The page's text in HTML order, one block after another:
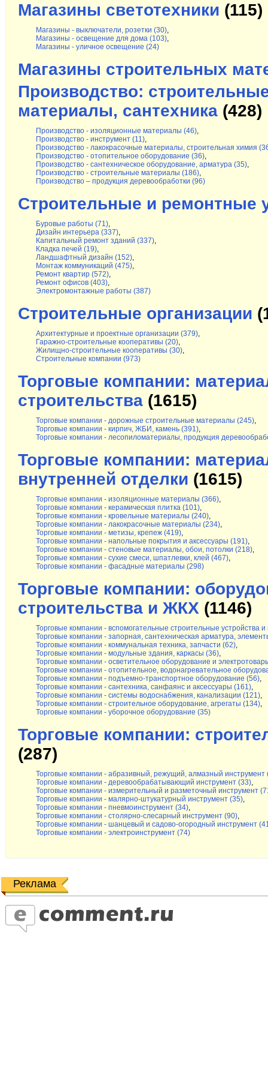
Магазины светотехники (115)
Магазины - выключатели, розетки (30),
Магазины - освещение для дома (103),
Магазины - уличное освещение (24)
Магазины строительных
Производство:
материалы, сантехника (428)
Производство - изоляционные материалы (46),
Производство - инструмент (11),
Производство - лакокрасочные материалы, строительная химия
Производство - отопительное оборудование (36),
Производство - сантехническое оборудование, арматура (35),
Производство - строительные материалы (186),
Производство – продукция деревообработки (96)
Строительные и ремонтные
Буровые работы (71),
Дизайн интерьера (337),
Капитальный ремонт зданий (337),
Кладка печей (19),
Ландшафтный дизайн (152),
Монтаж коммуникаций (475),
Ремонт квартир (572),
Ремонт офисов (403),
Электромонтажные работы (387)
Строительные организации
Архитектурные и проектные организации (379),
Гаражно-строительные кооперативы (20),
Жилищно-строительные кооперативы (30),
Строительные компании (973)
Торговые компании:
строительства (1615)
Торговые компании - дорожные строительные материалы (245),
Торговые компании - кирпич, ЖБИ, камень (391),
Торговые компании - лесопиломатериалы, продукция
Торговые компании:
внутренней отделки (1615)
Торговые компании - изоляционные материалы (366),
Торговые компании - керамическая плитка (101),
Торговые компании - кровельные материалы (240),
Торговые компании - лакокрасочные материалы (234),
Торговые компании - метизы, крепеж (419),
Торговые компании - напольные покрытия и аксессуары (191),
Торговые компании - стеновые материалы, обои, потолки (218),
Торговые компании - сухие смеси, шпатлевки, клей (467),
Торговые компании - фасадные материалы (298)
Торговые компании:
строительства и ЖКХ (1146)
Торговые компании - вспомогательные строительные устройства
Торговые компании - запорная, сантехническая арматура,
Торговые компании - коммунальная техника, запчасти (62),
Торговые компании - модульные здания, каркасы (36),
Торговые компании - осветительное оборудование и
Торговые компании - отопительное, водонагревательное
Торговые компании - подъемно-транспортное оборудование (56),
Торговые компании - сантехника, санфаянс и аксессуары (161),
Торговые компании - системы водоснабжения, канализации (121),
Торговые компании - строительное оборудование, агрегаты (134),
Торговые компании - уборочное оборудование (35)
Торговые компании:
(287)
Торговые компании - абразивный, режущий, алмазный инструмент
Торговые компании - деревообрабатывающий инструмент (33),
Торговые компании - измерительный и разметочный инструмент
Торговые компании - малярно-штукатурный инструмент (35),
Торговые компании - пневмоинструмент (34),
Торговые компании - столярно-слесарный инструмент (90),
Торговые компании - шанцевый и садово-огородный инструмент
Торговые компании - электроинструмент (74)
Реклама